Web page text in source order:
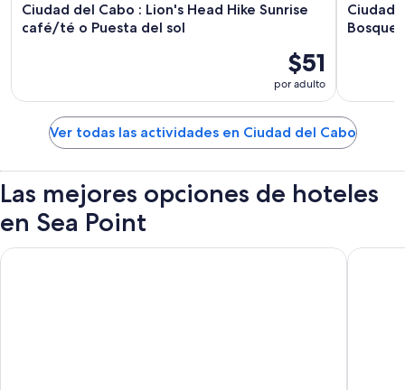
Ciudad del Cabo : Lion's Head Hike Sunrise
café/té o Puesta del sol
$51
por adulto
Ciudad
Bosque
Ver todas las actividades en Ciudad del Cabo
Las mejores opciones de hoteles
en Sea Point
President Hotel